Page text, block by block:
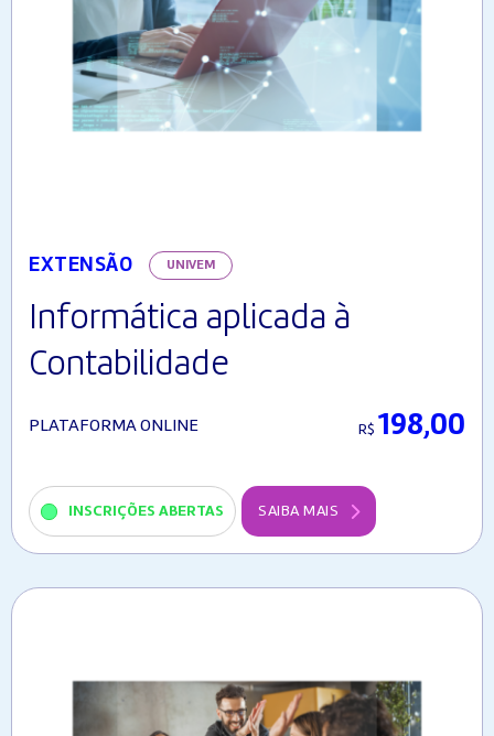
EXTENSÃO UNIVEM
Informática aplicada à
Contabilidade
PLATAFORMA ONLINE R$ 198,00
INSCRIÇÕES ABERTAS SAIBA MAIS